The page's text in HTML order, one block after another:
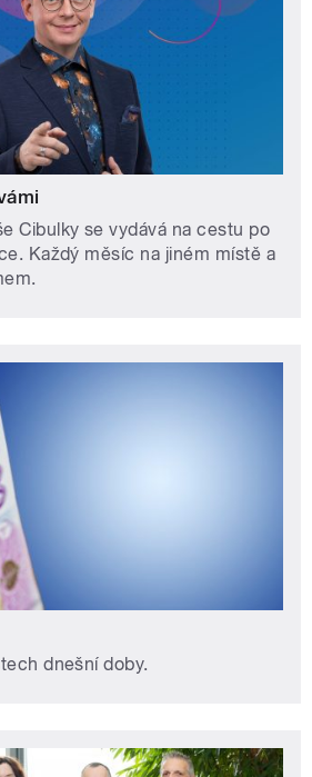
Cibulky se vydává na cestu po
Každý měsíc na jiném místě a
dnešní doby.